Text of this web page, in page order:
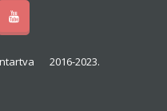
2016-2023.